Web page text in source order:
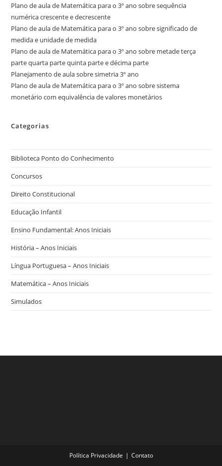
Plano de aula de Matemática para o 3º ano sobre sequência
numérica crescente e decrescente
Plano de aula de Matemática para o 3º ano sobre significado de
medida e unidade de medida
Plano de aula de Matemática para o 3º ano sobre metade terça
parte quarta parte quinta parte e décima parte
Planejamento de aula sobre simetria 3º ano
Plano de aula de Matemática para o 3º ano sobre sistema
monetário com equivalência de valores monetários
Categorias
Biblioteca Ponto do Conhecimento
Concursos
Direito Constitucional
Educação Infantil
Ensino Fundamental: Anos Iniciais
História – Anos Iniciais
Língua Portuguesa – Anos Iniciais
Matemática – Anos Iniciais
Simulados
Política Privacidade Contato